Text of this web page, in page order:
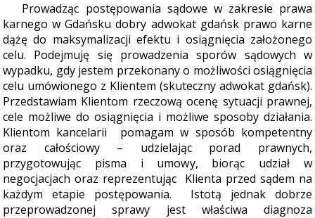
Prowadząc postępowania sądowe w zakresie prawa
karnego w Gdańsku dobry adwokat gdańsk prawo karne
dążę do maksymalizacji efektu i osiągnięcia założonego
celu. Podejmuję się prowadzenia sporów sądowych w
wypadku, gdy jestem przekonany o możliwości osiągnięcia
celu umówionego z Klientem (skuteczny adwokat gdańsk).
Przedstawiam Klientom rzeczową ocenę sytuacji prawnej,
cele możliwe do osiągnięcia i możliwe sposoby działania.
Klientom kancelarii pomagam w sposób kompetentny
oraz całościowy – udzielając porad prawnych,
przygotowując pisma i umowy, biorąc udział w
negocjacjach oraz reprezentując Klienta przed sądem na
każdym etapie postępowania. Istotą jednak dobrze
przeprowadzonej sprawy jest właściwa diagnoza